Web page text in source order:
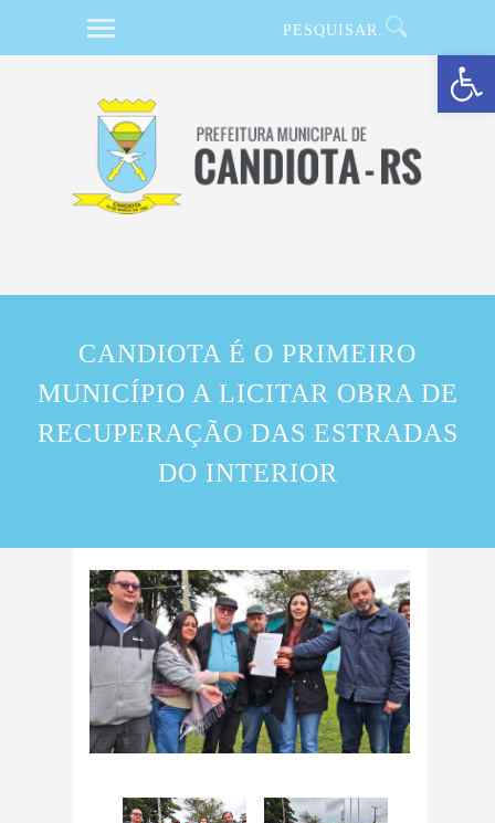
Barra de Ferramentas Aberta
CANDIOTA É O PRIMEIRO
MUNICÍPIO A LICITAR OBRA DE
RECUPERAÇÃO DAS ESTRADAS
DO INTERIOR